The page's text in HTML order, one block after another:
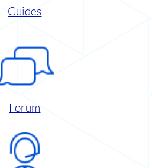
Guides
Forum